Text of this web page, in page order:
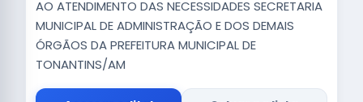
AO ATENDIMENTO DAS NECESSIDADES SECRETARIA
MUNICIPAL DE ADMINISTRAÇÃO E DOS DEMAIS
ÓRGÃOS DA PREFEITURA MUNICIPAL DE
TONANTINS/AM